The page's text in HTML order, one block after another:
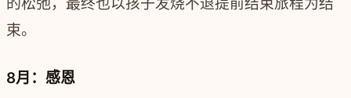
的松弛，最终也以孩子发烧不退提前结束旅程为结
束。
8月：感恩